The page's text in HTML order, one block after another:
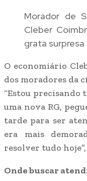
Morador de
Cleber
grata surpresa
O economiário
dos moradores da
“Estou precisando
uma nova RG,
tarde para ser
era mais
resolver tudo hoje”,
Onde buscar